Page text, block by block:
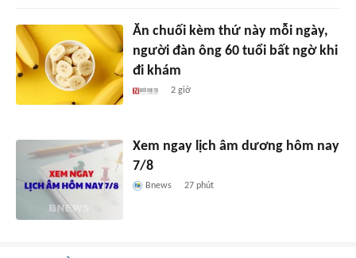
Ăn chuối kèm thứ này mỗi ngày,
người đàn ông 60 tuổi bất ngờ khi
đi khám
2 giờ
Xem ngay lịch âm dương hôm nay
7/8
Bnews 27 phút